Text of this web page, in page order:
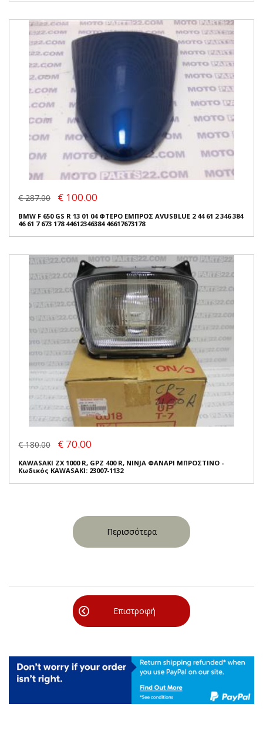
€ 287.00 € 100.00
BMW F 650 GS R 13 01 04 ΦΤΕΡΟ ΕΜΠΡΟΣ AVUSBLUE 2 44 61 2 346 384
46 61 7 673 178 44612346384 46617673178
€ 180.00 € 70.00
KAWASAKI ZX 1000 R, GPZ 400 R, NINJA ΦΑΝΑΡΙ ΜΠΡΟΣΤΙΝΟ -
Κωδικός KAWASAKI: 23007-1132
Περισσότερα
Επιστροφή